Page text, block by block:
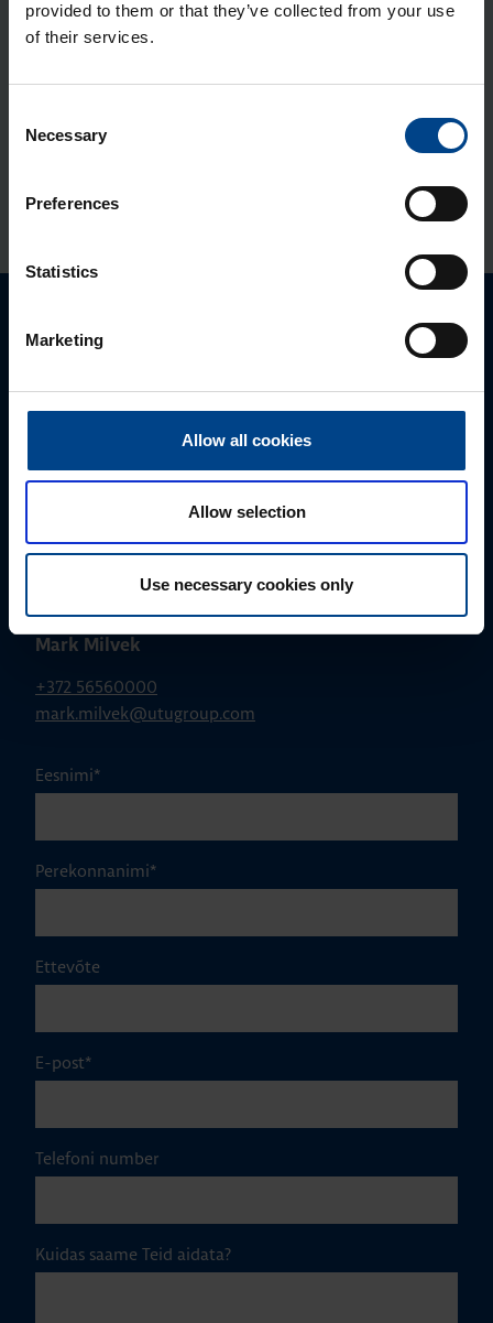
provided to them or that they’ve collected from your use
of their services.
Selection
Necessary
Preferences
Statistics
Marketing
Allow all cookies
Allow selection
Use necessary cookies only
Jao­tus­kilp Orion Plus, 800x500x250
Palun võtke meiega ühendust
MÜÜGIJUHT
Mark Milvek
+372 56560000
mark.milvek@utugroup.com
Eesnimi*
Perekonnanimi*
Ettevõte
E-post*
Telefoni number
Kuidas saame Teid aidata?